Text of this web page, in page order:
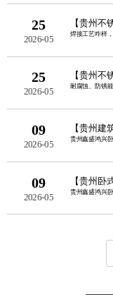
25
2026-05
【贵州不
焊接工艺咋样
25
2026-05
【贵州不
耐腐蚀、防锈
09
2026-05
【贵州建
贵州鑫盛鸿兴
09
2026-05
【贵州卧
贵州鑫盛鸿兴